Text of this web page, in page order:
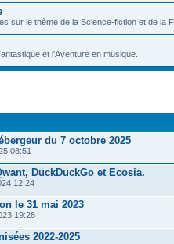
sur le thème de la Science-fiction et de la
et l'Aventure en musique.
du 7 octobre 2025
08:51
DuckDuckGo et Ecosia.
12:24
le 31 mai 2023
19:28
2022-2025